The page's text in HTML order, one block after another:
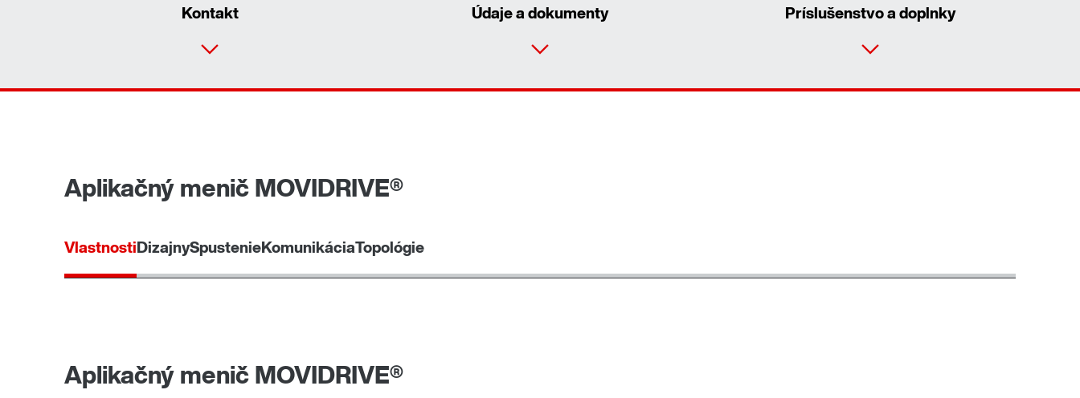
Kontakt Údaje a dokumenty Príslušenstvo a doplnky
Aplikačný menič MOVIDRIVE®
VlastnostiDizajnySpustenieKomunikáciaTopológie
Aplikačný menič MOVIDRIVE®